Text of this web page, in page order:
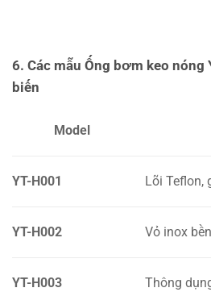
6. Các mẫu Ống bơm keo nóng
biến
Model
YT-H001 Lõi Teflon,
YT-H002 Vỏ inox
YT-H003 Thông